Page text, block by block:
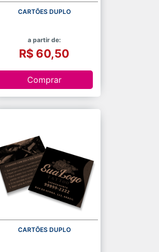
CARTÕES DUPLO
a partir de:
R$ 60,50
Comprar
CARTÕES DUPLO